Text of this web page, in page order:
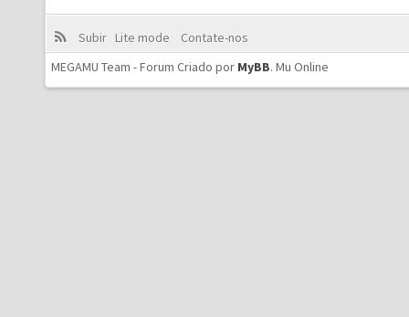
Subir Lite mode
Contate-nos
MEGAMU Team - Forum Criado por MyBB. Mu Online